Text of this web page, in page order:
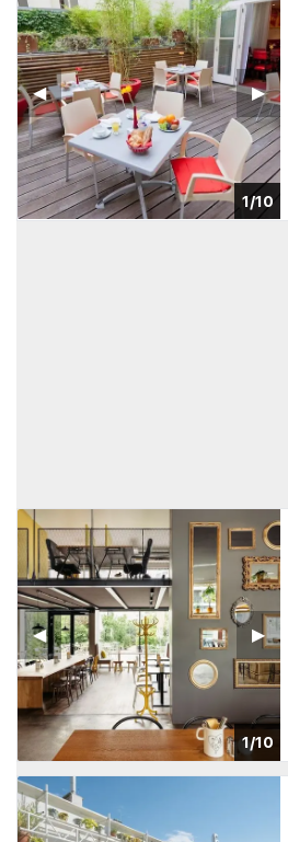
1/10
▶︎
◀︎
1/10
▶︎
◀︎